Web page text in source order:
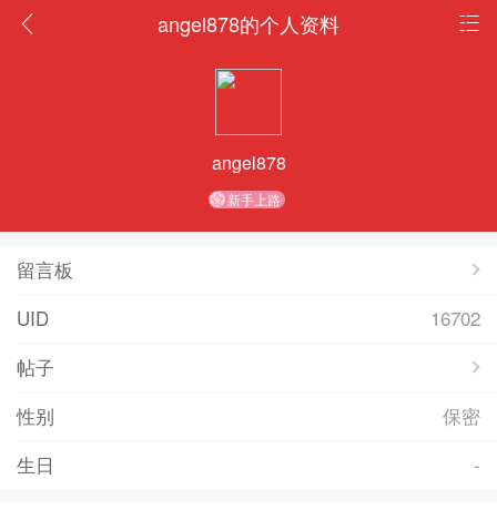
angel878的个人资料
angel878
新手上路
留言板
UID
16702
帖子
性别
保密
生日
-